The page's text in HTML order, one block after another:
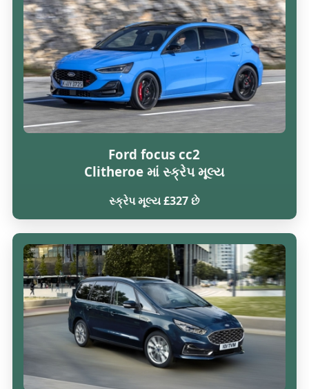
Ford focus cc2
Clitheroe માં સ્ક્રેપ મૂલ્ય
સ્ક્રેપ મૂલ્ય £327 છે